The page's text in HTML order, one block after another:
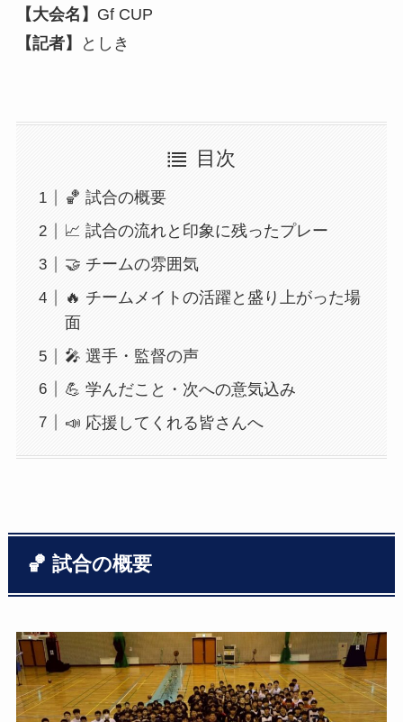
【大会名】 Gf CUP
【記者】
としき
目次
🏀 試合の概要
📈 試合の流れと印象に残ったプレー
🤝 チームの雰囲気
🔥 チームメイトの活躍と盛り上がった場
面
🎤 選手・監督の声
💪 学んだこと・次への意気込み
📣 応援してくれる皆さんへ
🏀 試合の概要